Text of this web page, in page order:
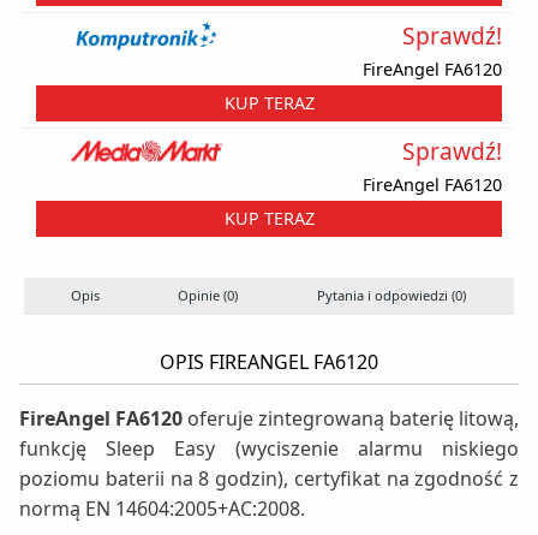
FireAngel FA6120
Sprawdź!
KUP TERAZ
FireAngel FA6120
Sprawdź!
KUP TERAZ
Opis Opinie (0) Pytania i odpowiedzi (0)
OPIS FIREANGEL FA6120
FireAngel FA6120 oferuje zintegrowaną baterię litową,
funkcję Sleep Easy (wyciszenie alarmu niskiego
poziomu baterii na 8 godzin), certyfikat na zgodność z
normą EN 14604:2005+AC:2008.